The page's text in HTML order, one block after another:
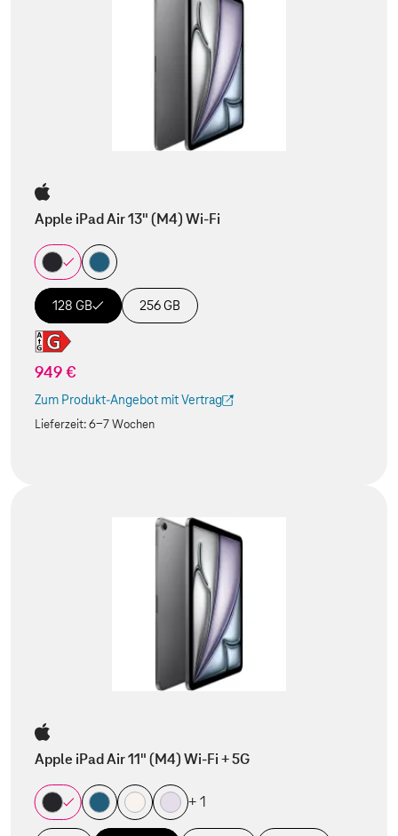
Apple iPad Air 13" (M4) Wi-Fi
128 GB 256 GB
949 €
Zum Produkt-Angebot mit Vertrag
(Der Link wird in einem neuen Tab geöffnet)
Lieferzeit:6-7 Wochen
Apple iPad Air 11" (M4) Wi-Fi + 5G
+ 1